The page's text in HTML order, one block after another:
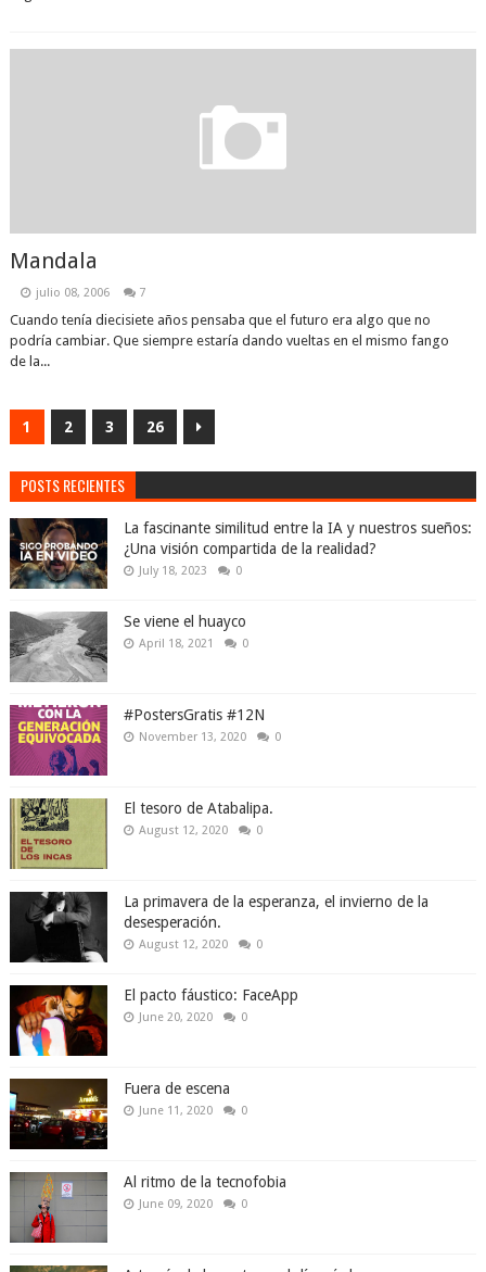
Mandala
julio 08, 2006 7
Cuando tenía diecisiete años pensaba que el futuro era algo que no
podría cambiar. Que siempre estaría dando vueltas en el mismo fango
de la...
1 2 3 26
POSTS RECIENTES
La fascinante similitud entre la IA y nuestros sueños:
¿Una visión compartida de la realidad?
July 18, 2023 0
Se viene el huayco
April 18, 2021 0
#PostersGratis #12N
November 13, 2020 0
El tesoro de Atabalipa.
August 12, 2020 0
La primavera de la esperanza, el invierno de la
desesperación.
August 12, 2020 0
El pacto fáustico: FaceApp
June 20, 2020 0
Fuera de escena
June 11, 2020 0
Al ritmo de la tecnofobia
June 09, 2020 0